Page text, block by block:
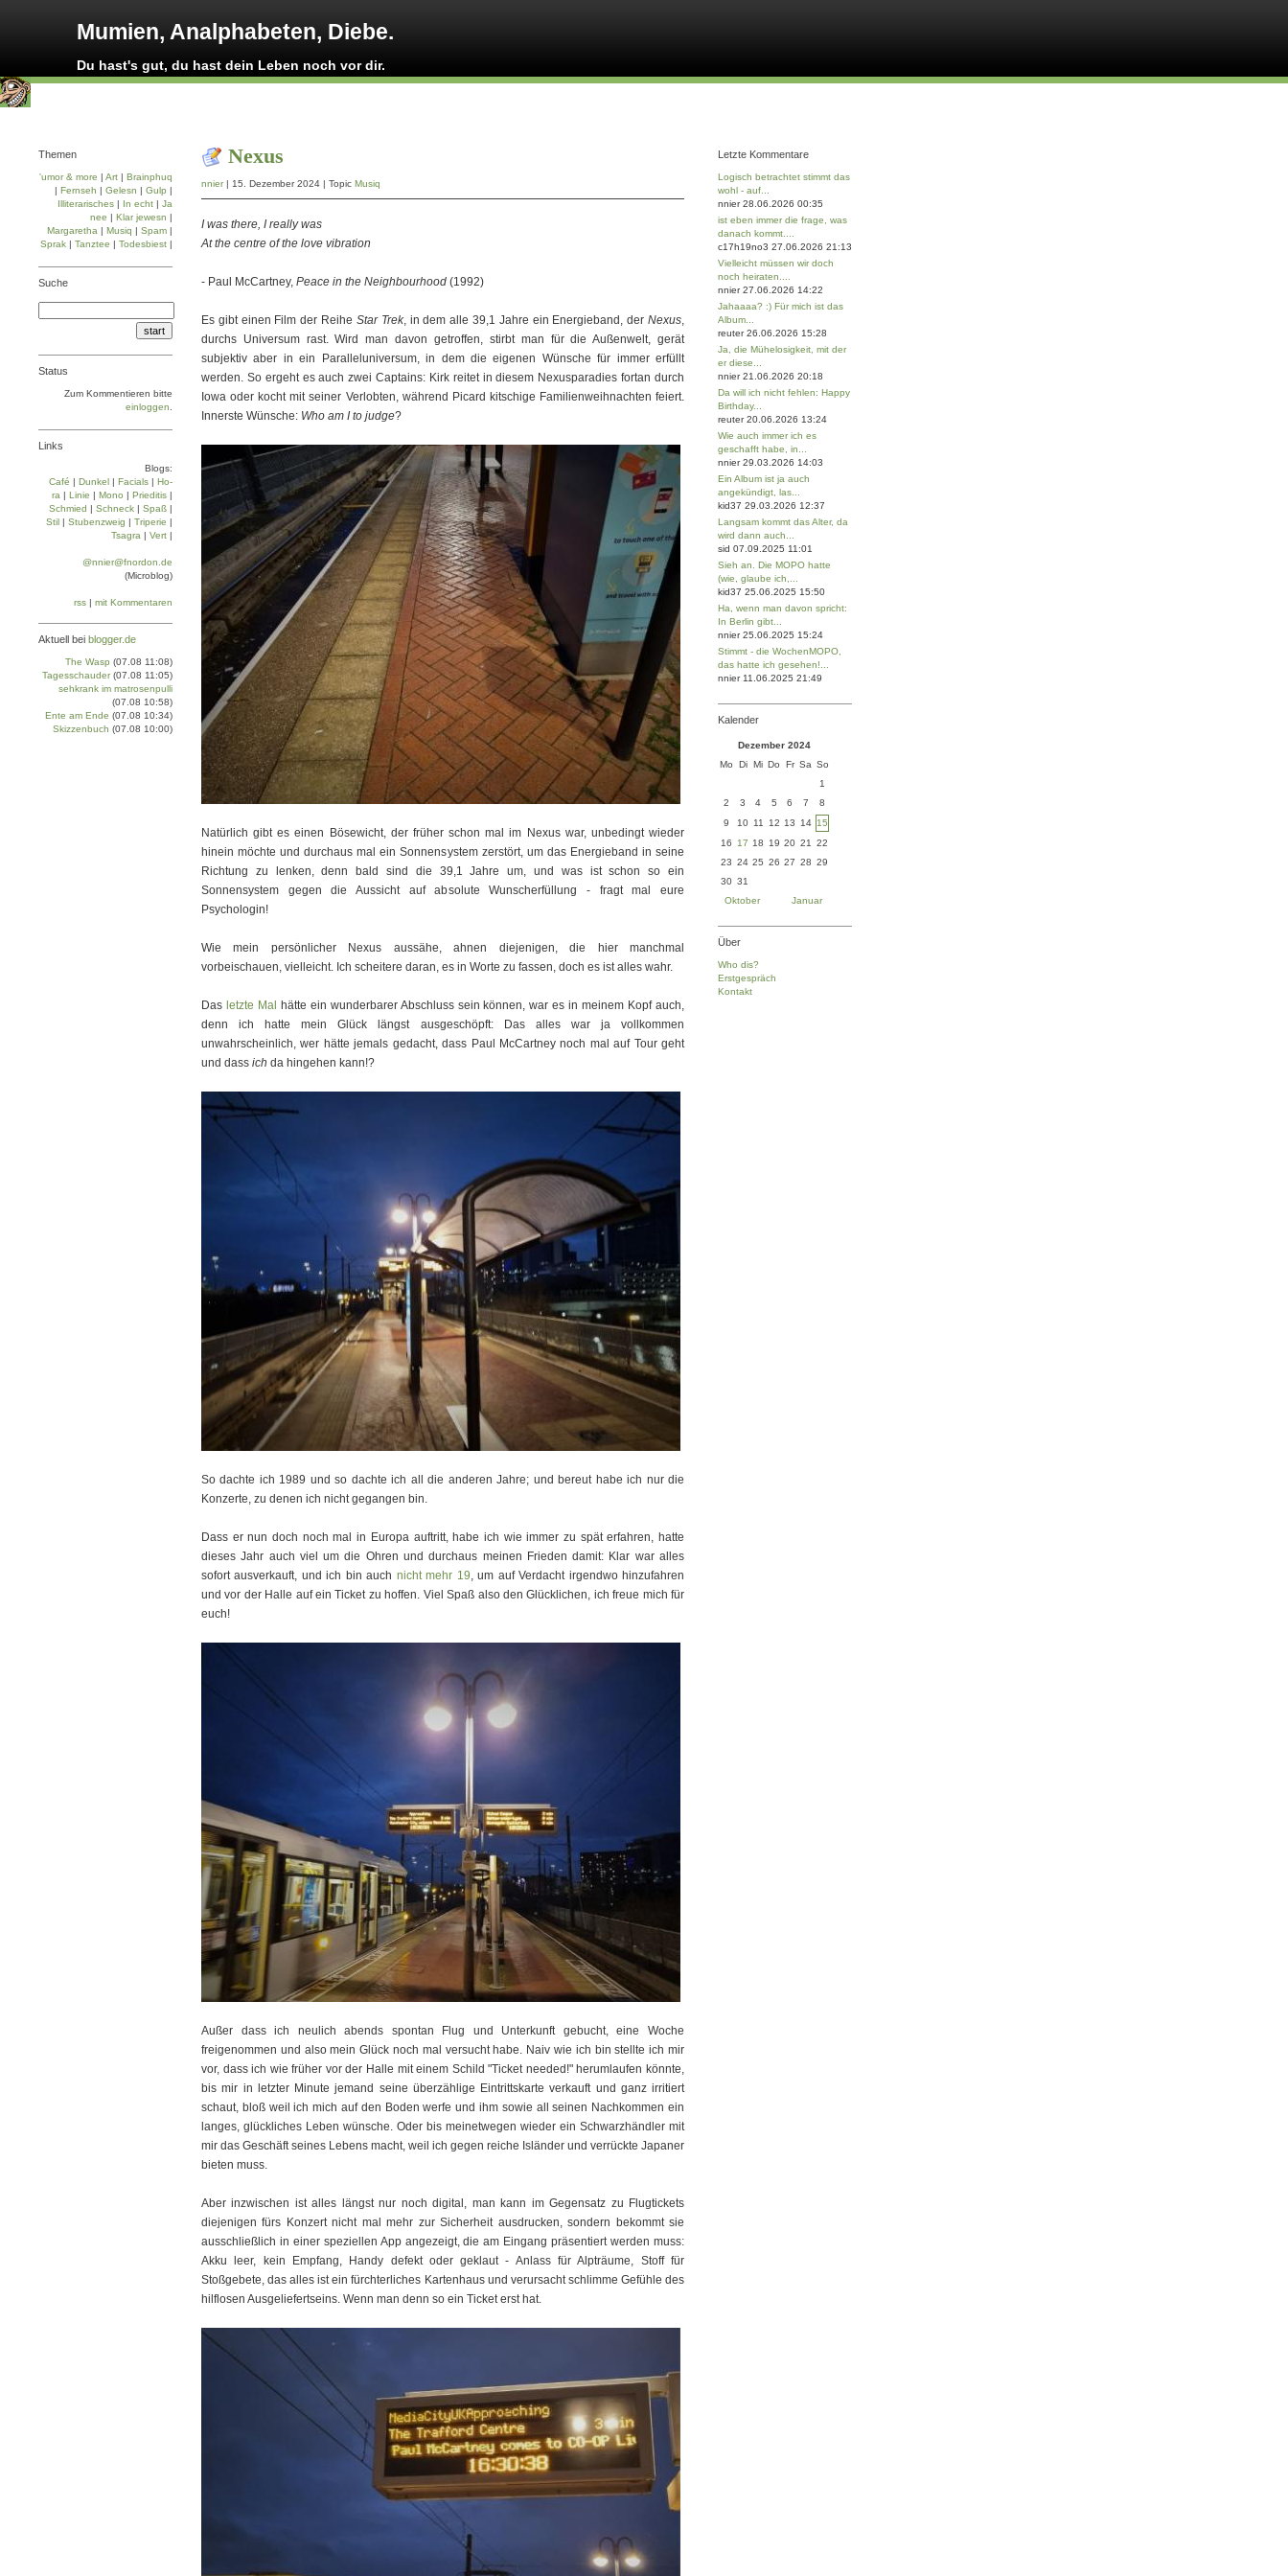
Mumien, Analphabeten, Diebe.
Du hast's gut, du hast dein Leben noch vor dir.
Nexus
nnier| 15. Dezember 2024 | Topic Musiq
I was there, I really was
At the centre of the love vibration
- Paul McCartney, Peace in the Neighbourhood (1992)
Es gibt einen Film der Reihe Star Trek, in dem alle 39,1 Jahre ein Energieband, der Nexus,
durchs Universum rast. Wird man davon getroffen, stirbt man für die Außenwelt, gerät
subjektiv aber in ein Paralleluniversum, in dem die eigenen Wünsche für immer erfüllt
werden. So ergeht es auch zwei Captains: Kirk reitet in diesem Nexusparadies fortan durch
Iowa oder kocht mit seiner Verlobten, während Picard kitschige Familienweihnachten feiert.
Innerste Wünsche: Who am I to judge?
Natürlich gibt es einen Bösewicht, der früher schon mal im Nexus war, unbedingt wieder
hinein möchte und durchaus mal ein Sonnensystem zerstört, um das Energieband in seine
Richtung zu lenken, denn bald sind die 39,1 Jahre um, und was ist schon so ein
Sonnensystem gegen die Aussicht auf absolute Wunscherfüllung - fragt mal eure
Psychologin!
Wie mein persönlicher Nexus aussähe, ahnen diejenigen, die hier manchmal
vorbeischauen, vielleicht. Ich scheitere daran, es in Worte zu fassen, doch es ist alles wahr.
Das letzte Mal
hätte ein wunderbarer Abschluss sein können, war es in meinem Kopf auch,
denn ich hatte mein Glück längst ausgeschöpft: Das alles war ja vollkommen
unwahrscheinlich, wer hätte jemals gedacht, dass Paul McCartney noch mal auf Tour geht
und dass ich da hingehen kann!?
So dachte ich 1989 und so dachte ich all die anderen Jahre; und bereut habe ich nur die
Konzerte, zu denen ich nicht gegangen bin.
Dass er nun doch noch mal in Europa auftritt, habe ich wie immer zu spät erfahren, hatte
dieses Jahr auch viel um die Ohren und durchaus meinen Frieden damit: Klar war alles
sofort ausverkauft, und ich bin auch nicht mehr 19, um auf Verdacht irgendwo hinzufahren
und vor der Halle auf ein Ticket zu hoffen. Viel Spaß also den Glücklichen, ich freue mich für
euch!
Außer dass ich neulich abends spontan Flug und Unterkunft gebucht, eine Woche
freigenommen und also mein Glück noch mal versucht habe. Naiv wie ich bin stellte ich mir
vor, dass ich wie früher vor der Halle mit einem Schild "Ticket needed!" herumlaufen könnte,
bis mir in letzter Minute jemand seine überzählige Eintrittskarte verkauft und ganz irritiert
schaut, bloß weil ich mich auf den Boden werfe und ihm sowie all seinen Nachkommen ein
langes, glückliches Leben wünsche. Oder bis meinetwegen wieder ein Schwarzhändler mit
mir das Geschäft seines Lebens macht, weil ich gegen reiche Isländer und verrückte Japaner
bieten muss.
Aber inzwischen ist alles längst nur noch digital, man kann im Gegensatz zu Flugtickets
diejenigen fürs Konzert nicht mal mehr zur Sicherheit ausdrucken, sondern bekommt sie
ausschließlich in einer speziellen App angezeigt, die am Eingang präsentiert werden muss:
Akku leer, kein Empfang, Handy defekt oder geklaut - Anlass für Alpträume, Stoff für
Stoßgebete, das alles ist ein fürchterliches Kartenhaus und verursacht schlimme Gefühle des
hilflosen Ausgeliefertseins. Wenn man denn so ein Ticket erst hat.
Themen
'umor & more | Art | Brainphuq
| Fernseh | Gelesn | Gulp |
Illiterarisches | In echt | Ja
nee | Klar jewesn |
Margaretha | Musiq | Spam |
Sprak | Tanztee | Todesbiest |
Suche
Status
Zum Kommentieren bitte
einloggen
Links
Blogs:
Café | Dun­kel | Facials | Ho­
ra | Linie | Mo­no | Prie­di­tis |
Schmied | Schneck | Spaß |
Stil | Stu­ben­zweig | Tri­pe­rie |
Tsa­gra | Vert |
@nnier@fnordon.de
(Microblog)
rss | mit Kommentaren
Aktuell bei blogger.de
The Wasp (07.08 11:08)
Tagesschauder (07.08 11:05)
sehkrank im matrosenpulli
(07.08 10:58)
Ente am Ende (07.08 10:34)
Skizzenbuch (07.08 10:00)
Letzte Kommentare
Logisch betrachtet stimmt das
wohl - auf...
nnier 28.06.2026 00:35
ist eben immer die frage, was
danach kommt....
c17h19no3 27.06.2026 21:13
Vielleicht müssen wir doch
noch heiraten....
nnier 27.06.2026 14:22
Jahaaaa? :) Für mich ist das
Album...
reuter 26.06.2026 15:28
Ja, die Mühelosigkeit, mit der
er diese...
nnier 21.06.2026 20:18
Da will ich nicht fehlen: Happy
Birthday...
reuter 20.06.2026 13:24
Wie auch immer ich es
geschafft habe, in...
nnier 29.03.2026 14:03
Ein Album ist ja auch
angekündigt, las...
kid37 29.03.2026 12:37
Langsam kommt das Alter, da
wird dann auch...
sid 07.09.2025 11:01
Sieh an. Die MOPO hatte
(wie, glaube ich,...
kid37 25.06.2025 15:50
Ha, wenn man davon spricht:
In Berlin gibt...
nnier 25.06.2025 15:24
Stimmt - die WochenMOPO,
das hatte ich gesehen!...
nnier 11.06.2025 21:49
Kalender
Dezember 2024
Mo
Di Mi Do Fr Sa So
1
2
3 4 5 6 7
8
9
10 11 12 13 14 15
16
17 18 19 20 21
22
23 24 25 26 27 28 29
30 31
Oktober
Januar
Über
Who dis?
Erstgespräch
Kontakt